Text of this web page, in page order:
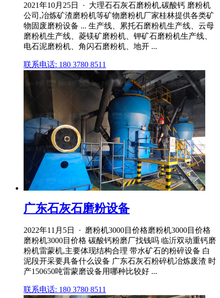
2021年10月25日 · 大理石石灰石磨粉机,碳酸钙 磨粉机
公司,冶炼矿渣磨粉机等矿物磨粉机厂家桂林提供各类矿
物固废磨粉设备 ... 生产线、累托石磨粉机生产线、云母
磨粉机生产线、菱镁矿磨粉机、钾矿石磨粉机生产线、
电石泥磨粉机、角闪石磨粉机、地开 ...
联系电话: 180 3780 8511
广东石灰石磨粉设备
2022年11月5日 · 磨粉机3000目价格磨粉机3000目价格
磨粉机3000目价格 碳酸钙粉磨厂找钱吗 临沂双动重钙磨
粉机雷蒙机,主要体现结构合理 带水矿石的粉碎设备 白
泥段开采要具备什么设备 广东石灰石粉碎机冶炼废渣 时
产150650吨雷蒙磨设备用哪种比较好 ...
联系电话: 180 3780 8511